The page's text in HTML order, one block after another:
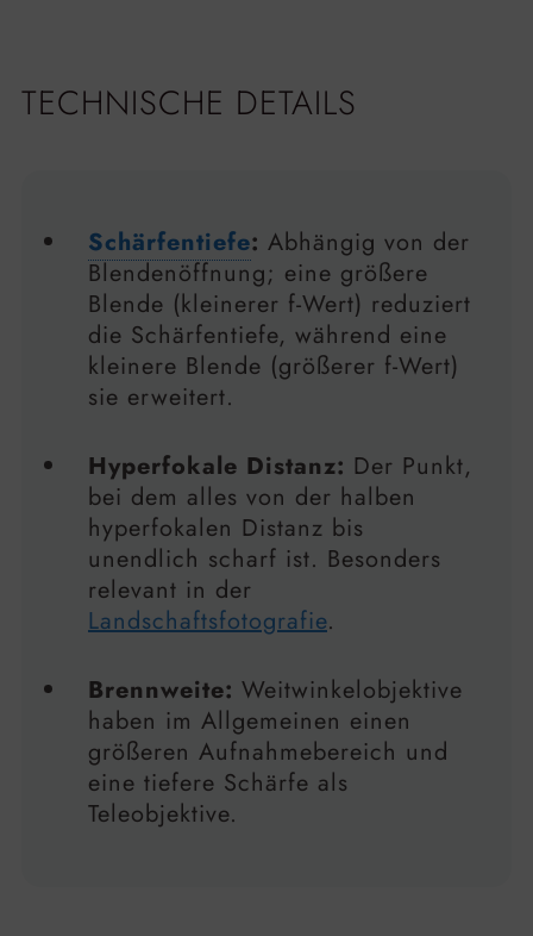
TECHNISCHE DETAILS
Schärfentiefe: Abhängig von der
Blendenöffnung; eine größere
Blende (kleinerer f-Wert) reduziert
die Schärfentiefe, während eine
kleinere Blende (größerer f-Wert)
sie erweitert.
Hyperfokale Distanz: Der Punkt,
bei dem alles von der halben
hyperfokalen Distanz bis
unendlich scharf ist. Besonders
relevant in der
Landschaftsfotografie.
Brennweite: Weitwinkelobjektive
haben im Allgemeinen einen
größeren Aufnahmebereich und
eine tiefere Schärfe als
Teleobjektive.